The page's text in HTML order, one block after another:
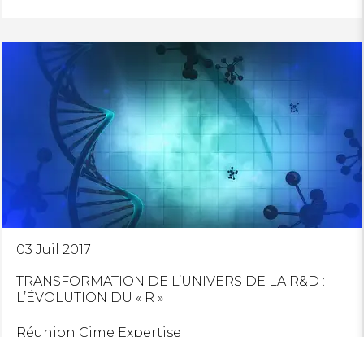
03 Juil 2017
TRANSFORMATION DE L’UNIVERS DE LA R&D :
L’ÉVOLUTION DU « R »
Réunion Cime Expertise